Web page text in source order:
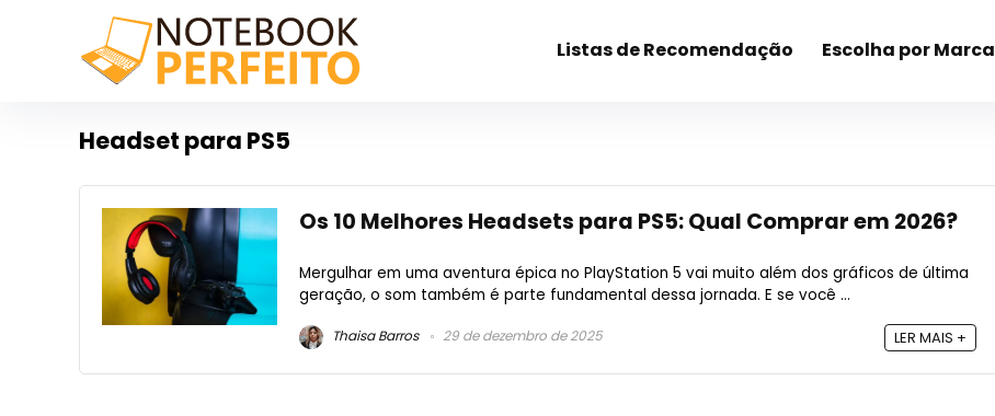
Listas de Recomendação Escolha por Marca
Headset para PS5
Os 10 Melhores Headsets para PS5: Qual Comprar em 2026?
Mergulhar em uma aventura épica no PlayStation 5 vai muito além dos gráficos de última
geração, o som também é parte fundamental dessa jornada. E se você ...
Thaisa Barros 29 de dezembro de 2025 LER MAIS +